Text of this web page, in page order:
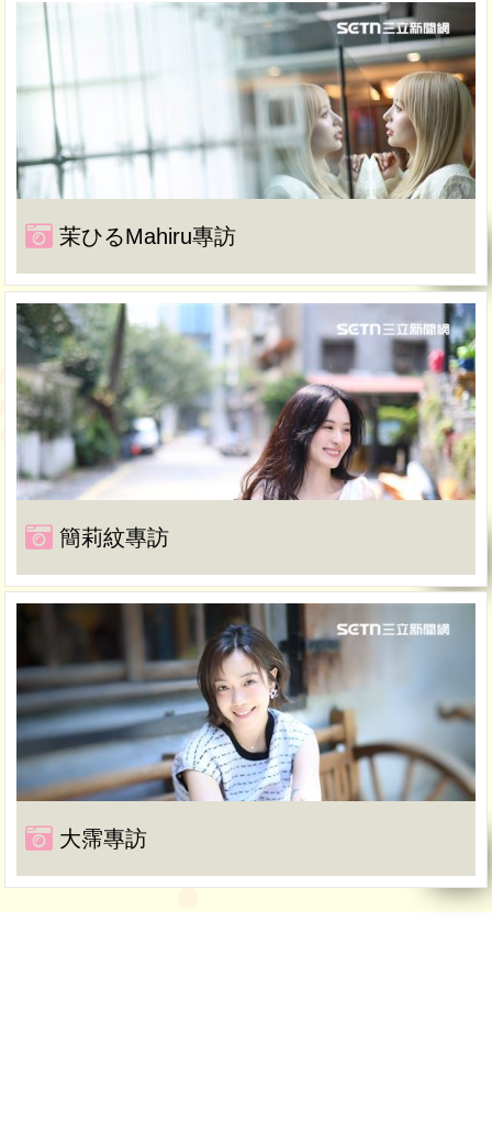
茉ひるMahiru專訪
簡莉紋專訪
大霈專訪